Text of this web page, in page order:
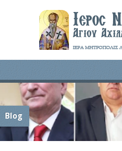
Blog